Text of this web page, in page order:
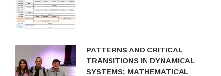
PATTERNS AND CRITICAL
TRANSITIONS IN DYNAMICAL
SYSTEMS: MATHEMATICAL